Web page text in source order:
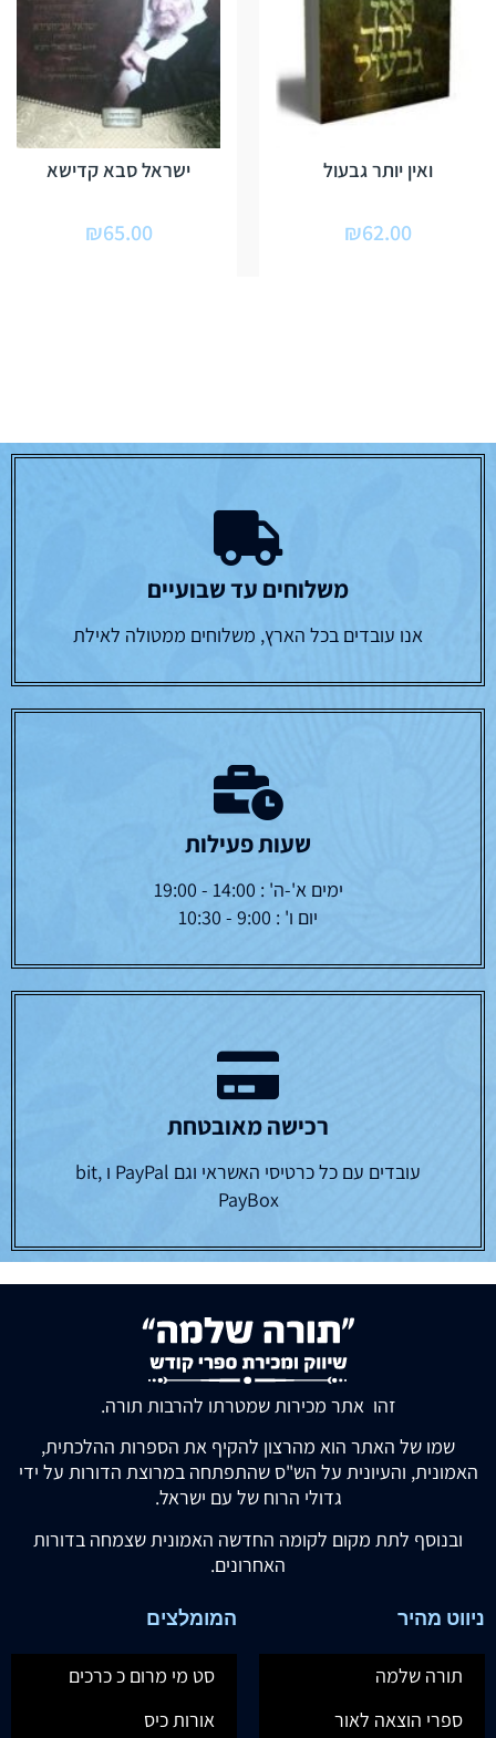
ואין יותר גבעול
₪62.00
ישראל סבא קדישא
₪65.00
משלוחים עד שבועיים
אנו עובדים בכל הארץ, משלוחים ממטולה לאילת
שעות פעילות
ימים א'-ה' : 14:00 - 19:00
יום ו' : 9:00 - 10:30
רכישה מאובטחת
עובדים עם כל כרטיסי האשראי וגם PayPal ו bit,
PayBox
זהו אתר מכירות שמטרתו להרבות תורה.
שמו של האתר הוא מהרצון להקיף את הספרות ההלכתית,
האמונית, והעיונית על הש"ס שהתפתחה במרוצת הדורות על ידי
גדולי הרוח של עם ישראל.
ובנוסף לתת מקום לקומה החדשה האמונית שצמחה בדורות
האחרונים.
ניווט מהיר
תורה שלמה
ספרי הוצאה לאור
המומלצים
סט מי מרום כ כרכים
אורות כיס